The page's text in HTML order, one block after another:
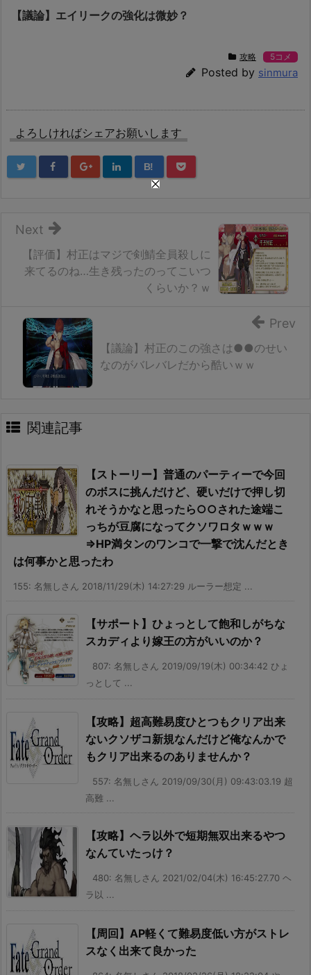
【議論】エイリークの強化は微妙？
攻略 5コメ
Posted by sinmura
よろしければシェアお願いします
B!
【評価】村正はマジで剣鯖全員殺しに
来てるのね…生き残ったのってこいつ
くらいか？ｗ
Next
【議論】村正のこの強さは●●のせい
なのがバレバレだから酷いｗｗ
Prev
関連記事
【ストーリー】普通のパーティーで今回
のボスに挑んだけど、硬いだけで押し切
れそうかなと思ったら○○された途端こ
っちが豆腐になってクソワロタｗｗｗ
⇒HP満タンのワンコで一撃で沈んだとき
は何事かと思ったわ
155: 名無しさん 2018/11/29(木) 14:27:29 ルーラー想定 ...
【サポート】ひょっとして飽和しがちな
スカディより嫁王の方がいいのか？
807: 名無しさん 2019/09/19(木) 00:34:42 ひょ
っとして ...
【攻略】超高難易度ひとつもクリア出来
ないクソザコ新規なんだけど俺なんかで
もクリア出来るのありませんか？
557: 名無しさん 2019/09/30(月) 09:43:03.19 超
高難 ...
【攻略】ヘラ以外で短期無双出来るやつ
なんていたっけ？
480: 名無しさん 2021/02/04(木) 16:45:27.70 ヘ
ラ以 ...
【周回】AP軽くて難易度低い方がストレ
スなく出来て良かった